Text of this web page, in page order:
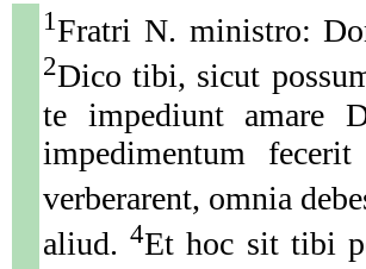
1Fratri N. ministro:
2Dico tibi, sicut
te impediunt amare
impedimentum
verberarent, omnia
aliud.4Et hoc sit tibi